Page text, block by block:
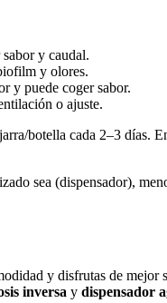
y caudal.
y olores.
y puede coger sabor.
o ajuste.
botella cada 2–3 días.
sea (dispensador),
y disfrutas de
inversa y dispensador